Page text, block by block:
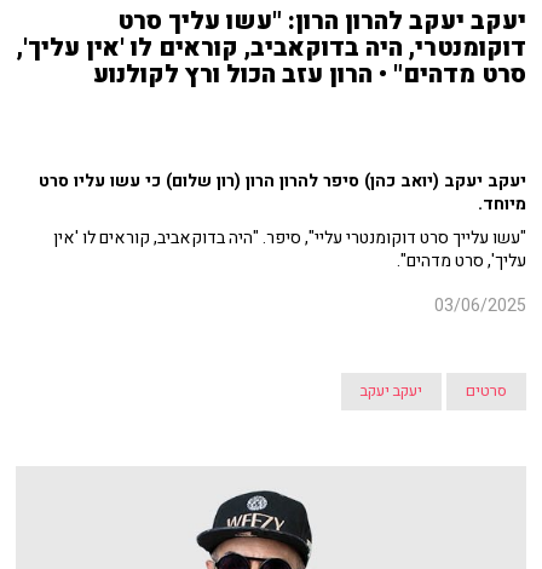
יעקב יעקב להרון הרון: "עשו עליך סרט
דוקומנטרי, היה בדוקאביב, קוראים לו 'אין עליך',
סרט מדהים" • הרון עזב הכול ורץ לקולנוע
יעקב יעקב (יואב כהן) סיפר להרון הרון (רון שלום) כי עשו עליו סרט
מיוחד.
"עשו עלייך סרט דוקומנטרי עליי", סיפר. "היה בדוקאביב, קוראים לו 'אין
עליך', סרט מדהים".
03/06/2025
סרטים יעקב יעקב